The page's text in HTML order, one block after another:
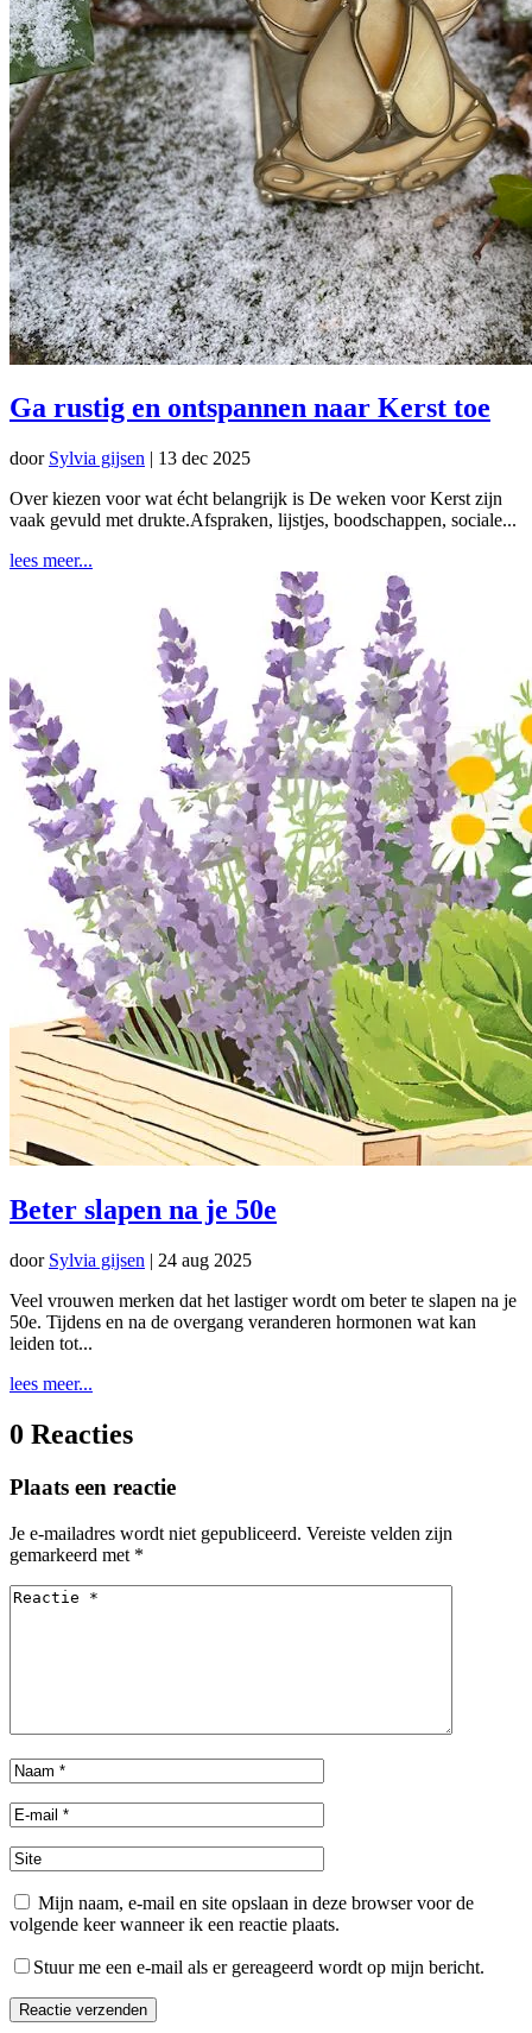
Ga rustig en ontspannen naar Kerst toe
door Sylvia gijsen | 13 dec 2025
Over kiezen voor wat écht belangrijk is De weken voor Kerst zijn
vaak gevuld met drukte.Afspraken, lijstjes, boodschappen, sociale...
lees meer...
Beter slapen na je 50e
door Sylvia gijsen | 24 aug 2025
Veel vrouwen merken dat het lastiger wordt om beter te slapen na je
50e. Tijdens en na de overgang veranderen hormonen wat kan
leiden tot...
lees meer...
0 Reacties
Plaats een reactie
Je e-mailadres wordt niet gepubliceerd. Vereiste velden zijn
gemarkeerd met *
Mijn naam, e-mail en site opslaan in deze browser voor de
volgende keer wanneer ik een reactie plaats.
Stuur me een e-mail als er gereageerd wordt op mijn bericht.
Reactie verzenden